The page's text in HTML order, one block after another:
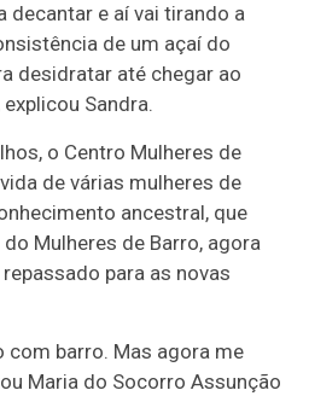
decantar e aí vai tirando a
de um açaí do
desidratar até chegar ao
Sandra.
o Centro Mulheres de
de várias mulheres de
ancestral, que
Mulheres de Barro, agora
para as novas
com barro. Mas agora me
Maria do Socorro Assunção